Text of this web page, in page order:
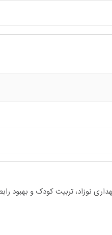
نوزاد، تربیت کودک و بهبود